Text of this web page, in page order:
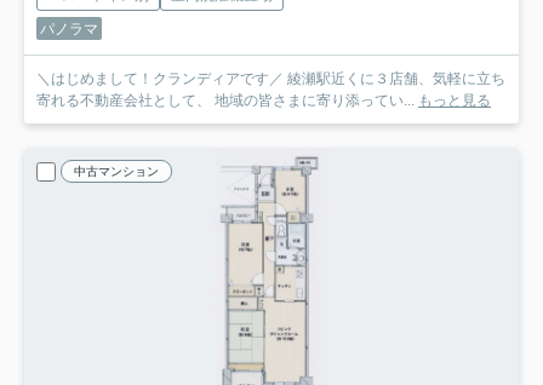
パノラマ
＼はじめまして！クランディアです／ 綾瀬駅近くに３店舗、気軽に立ち
寄れる不動産会社として、 地域の皆さまに寄り添ってい... もっと見る
中古マンション